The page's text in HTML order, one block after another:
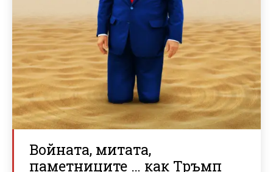
Войната, митата,
паметниците … как Тръмп